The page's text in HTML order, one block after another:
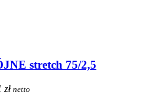
stretch 75/2,5
zł netto